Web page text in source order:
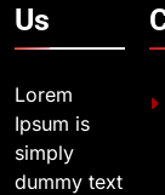
Us
Lorem
Ipsum is
simply
dummy text